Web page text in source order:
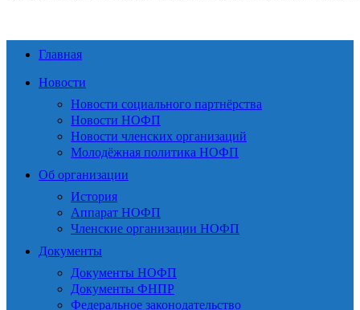
Главная
Новости
Новости социального партнёрства
Новости НОФП
Новости членских организаций
Молодёжная политика НОФП
Об организации
История
Аппарат НОФП
Членские организации НОФП
Документы
Документы НОФП
Документы ФНПР
Федеральное законодательство